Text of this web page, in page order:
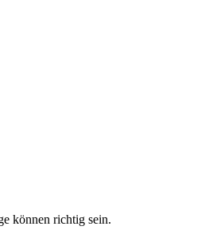
können richtig sein.